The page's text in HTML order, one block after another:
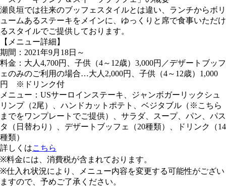
瀬良垣では往来のブッフェスタイルとは違い、ランチからボリ
ュームあるステーキをメインに、ゆっくりと席で食事いただけ
るスタイルでご提供しております。
【メニュー詳細】
期間：2021年9月18日～
料金：大人4,700円、子供（4～12歳）3,000円／デザートブッフ
ェのみのご利用の場合…大人2,000円、子供（4～12歳）1,000
円 ※ドリンク付
メニュー：USサーロインステーキ、ジャンボガーリックシュ
リンプ（2尾）、ハンドカットポテト、ベジタブル（※こちら
までをワンプレートでご提供）、サラダ、スープ、パン、パス
タ（日替わり）、デザートブッフェ（20種類）、ドリンク（14
種類）
詳しくはこちら
※料金には、消費税が含まれております。
※仕入れ状況により、メニュー内容を変更する可能性がござい
ますので、予めご了承ください。